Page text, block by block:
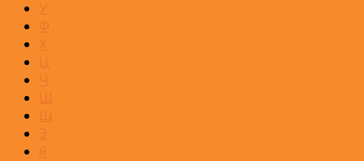
У
Ф
Х
Ц
Ч
Ш
Щ
Э
Я